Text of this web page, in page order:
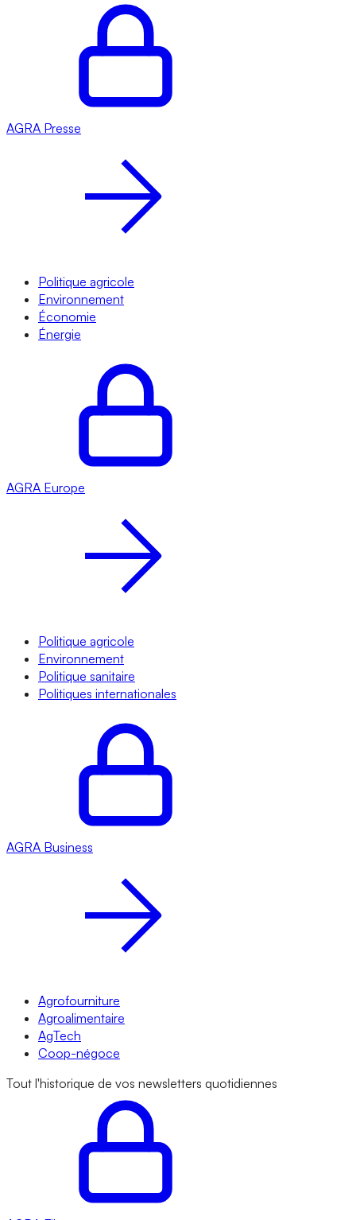
AGRA Presse
Politique agricole
Environnement
Économie
Énergie
AGRA Europe
Politique agricole
Environnement
Politique sanitaire
Politiques internationales
AGRA Business
Agrofourniture
Agroalimentaire
AgTech
Coop-négoce
Tout l'historique de vos newsletters quotidiennes